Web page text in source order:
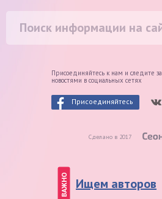
Присоединяйтесь к нам и следите за
новостями в социальных сетях
Присоединяйтесь
Сделано в 2017
ВАЖНО Ищем авторов